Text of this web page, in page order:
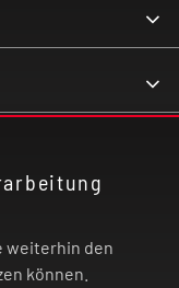
weiterhin den
können.